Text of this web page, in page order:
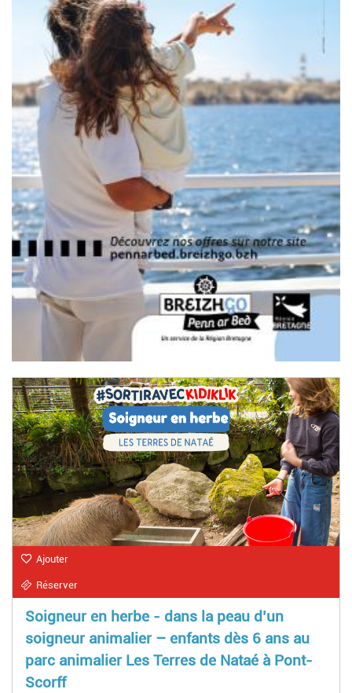
Ajouter
Réserver
Soigneur en herbe - dans la peau d’un
soigneur animalier – enfants dès 6 ans au
parc animalier Les Terres de Nataé à Pont-
Scorff